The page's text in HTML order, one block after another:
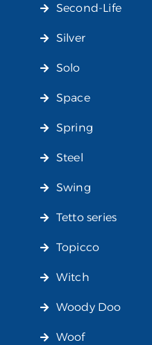
Second-Life
Silver
Solo
Space
Spring
Steel
Swing
Tetto series
Topicco
Witch
Woody Doo
Woof